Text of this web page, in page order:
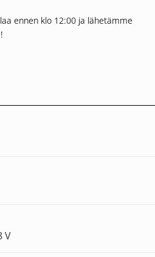
ennen klo 12:00 ja lähetämme
V